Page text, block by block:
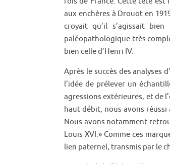
aux enchères à Drouot en
croyait qu’il s’agissait
paléopathologique très
bien celle d’Henri IV.
Après le succès des analyses
l’idée de prélever un
agressions extérieures, et de
haut débit, nous avons réussi
Nous avons notamment
Louis XVI.» Comme ces
lien paternel, transmis par le